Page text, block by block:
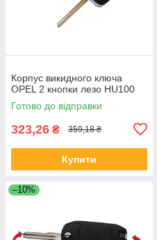
Корпус викидного ключа
OPEL 2 кнопки лезо HU100
Готово до відправки
323,26 ₴ 359,18 ₴
Купити
–10%